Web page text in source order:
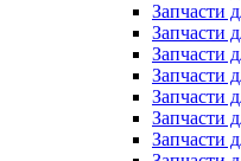
Запчасти
Запчасти
Запчасти
Запчасти
Запчасти
Запчасти
Запчасти